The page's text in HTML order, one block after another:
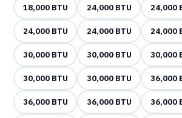
18,000 BTU
24,000 BTU
24,000
24,000 BTU
24,000 BTU
24,000
30,000 BTU
30,000 BTU
30,000
30,000 BTU
30,000 BTU
36,000
36,000 BTU
36,000 BTU
36,000